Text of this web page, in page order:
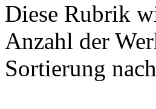
Diese Rubrik
Anzahl der
Sortierung